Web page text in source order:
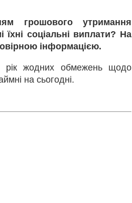
грошового утримання
соціальні виплати? На
інформацією.
жодних обмежень щодо
на сьогодні.